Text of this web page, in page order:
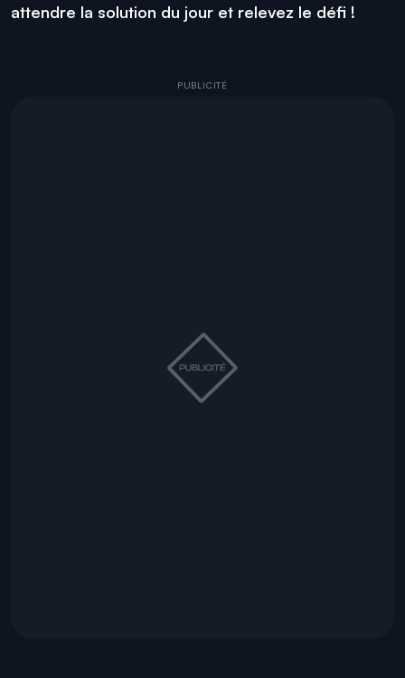
attendre la solution du jour et relevez le défi !